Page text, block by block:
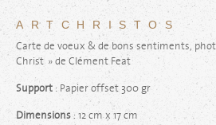
ARTCHRISTOS
Carte de voeux & de bons sentiments,
Christ » de Clément Feat
Support: Papier offset 300 gr
Dimensions: 12 cm x 17 cm